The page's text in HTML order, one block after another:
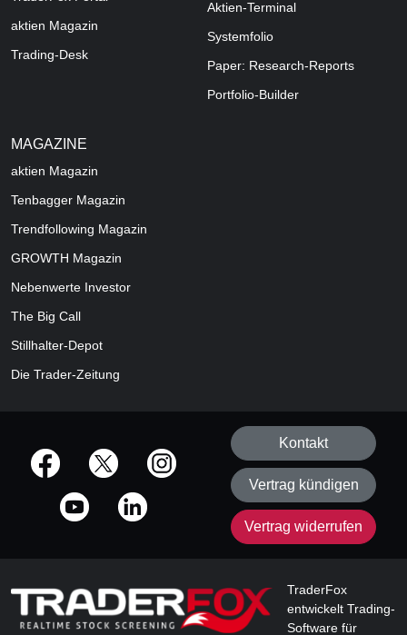
aktien Magazin
Trading-Desk
Aktien-Terminal
Systemfolio
Paper: Research-Reports
Portfolio-Builder
MAGAZINE
aktien Magazin
Tenbagger Magazin
Trendfollowing Magazin
GROWTH Magazin
Nebenwerte Investor
The Big Call
Stillhalter-Depot
Die Trader-Zeitung
offizielle Social Media-Accounts
Kontakt
Vertrag kündigen
Vertrag widerrufen
TraderFox
entwickelt Trading-
Software für